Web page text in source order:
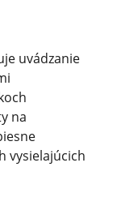
uvádzanie
na
vysielajúcich